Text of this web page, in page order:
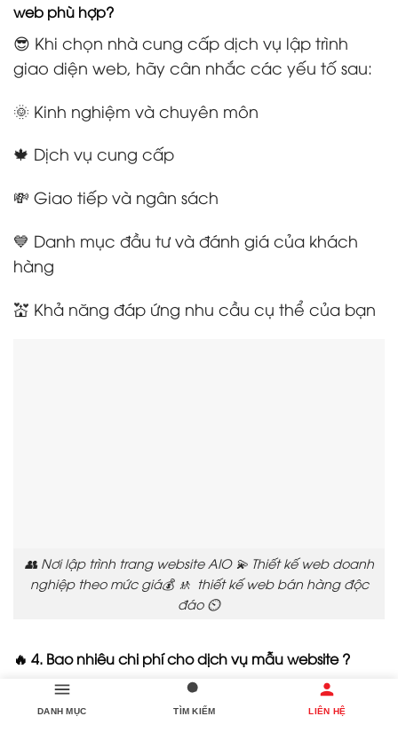
web phù hợp?
😎 Khi chọn nhà cung cấp dịch vụ lập trình
giao diện web, hãy cân nhắc các yếu tố sau:
🌞 Kinh nghiệm và chuyên môn
🍁 Dịch vụ cung cấp
💸 Giao tiếp và ngân sách
💙 Danh mục đầu tư và đánh giá của khách
hàng
💒 Khả năng đáp ứng nhu cầu cụ thể của bạn
👥 Nơi lập trình trang website AIO 💫 Thiết kế web doanh
nghiệp theo mức giá💰 🚸 thiết kế web bán hàng độc
đáo ⏲️
🔥 4. Bao nhiêu chi phí cho dịch vụ mẫu website ?
🤗 Chi phí lập trình websitecó thể dao động tùy
thuộc vào nhu cầu và yêu cầu cụ thể của
DANH MỤC TÌM KIẾM LIÊN HỆ